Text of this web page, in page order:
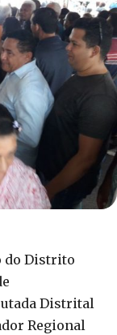
do Distrito
Distrital
Regional